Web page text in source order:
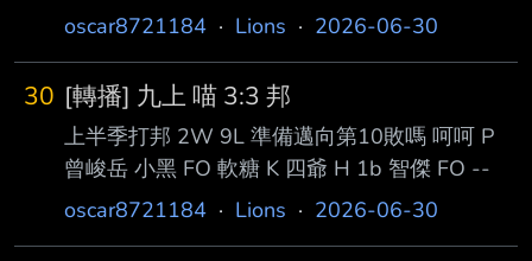
FO --
oscar8721184 · Lions · 2026-06-30
30 [轉播] 九上 喵 3:3 邦
上半季打邦 2W 9L 準備邁向第10敗嗎 呵呵 P
曾峻岳 小黑 FO 軟糖 K 四爺 H 1b 智傑 FO --
oscar8721184 · Lions · 2026-06-30